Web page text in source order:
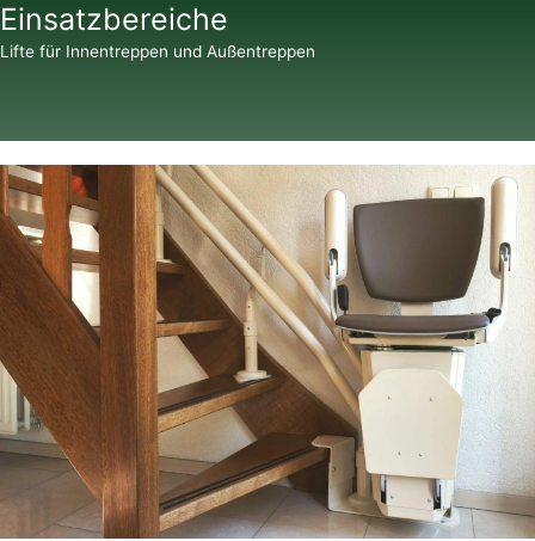
Einsatzbereiche
Lifte für Innentreppen und Außentreppen